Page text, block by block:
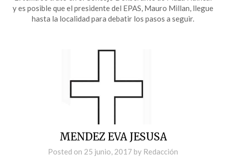
y es posible que el presidente del EPAS, Mauro Millan, llegue
hasta la localidad para debatir los pasos a seguir.
MENDEZ EVA JESUSA
Posted on 25 junio, 2017 by Redacción